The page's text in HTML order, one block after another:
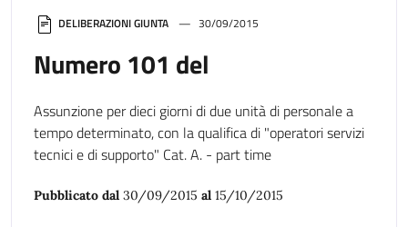
DELIBERAZIONI GIUNTA 30/09/2015
Numero 101 del
Assunzione per dieci giorni di due unità di personale a
tempo determinato, con la qualifica di "operatori servizi
tecnici e di supporto" Cat. A. - part time
Pubblicato dal 30/09/2015 al 15/10/2015